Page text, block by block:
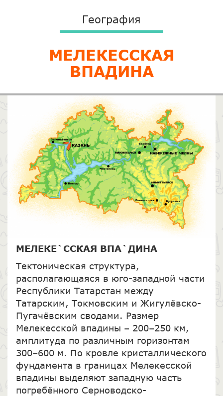
География
МЕЛЕКЕССКАЯ
ВПАДИНА
МЕЛЕКЕ`ССКАЯ ВПА`ДИНА
Тектоническая структура,
располагающаяся в юго-западной части
Республики Татарстан между
Татарским, Токмовским и Жигулёвско-
Пугачёвским сводами. Размер
Мелекесской впадины – 200–250 км,
амплитуда по различным горизонтам
300–600 м. По кровле кристаллического
фундамента в границах Мелекесской
впадины выделяют западную часть
погребённого Серноводско-